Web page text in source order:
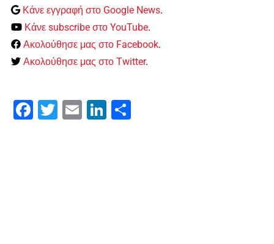
Κάνε εγγραφή στο Google News.
Κάνε subscribe στο YouTube.
Ακολούθησε μας στο Facebook.
Ακολούθησε μας στο Twitter.
Facebook
Twitter Email LinkedIn